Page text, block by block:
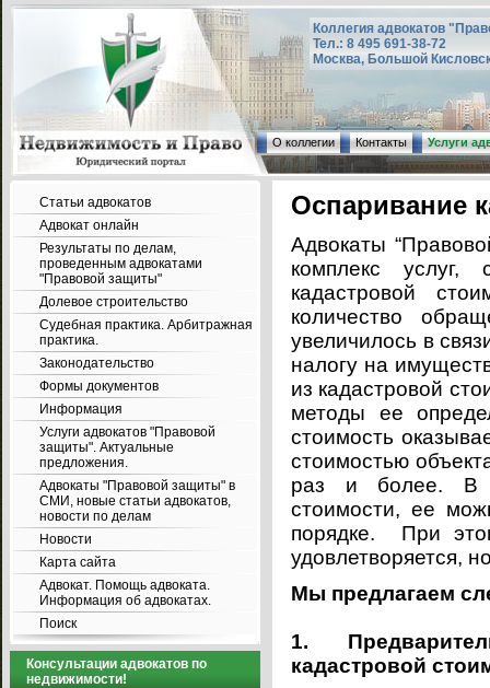
Коллегия адвокатов
Тел.: 8 495 691-38-72
Москва, Большой
О коллегии Контакты Услуги
Статьи адвокатов
Адвокат онлайн
Результаты по делам,
проведенным адвокатами
"Правовой защиты"
Долевое строительство
Судебная практика. Арбитражная
практика.
Законодательство
Формы документов
Информация
Услуги адвокатов "Правовой
защиты". Актуальные
предложения.
Адвокаты "Правовой защиты" в
СМИ, новые статьи адвокатов,
новости по делам
Новости
Карта сайта
Адвокат. Помощь адвоката.
Информация об адвокатах.
Поиск
Консультации адвокатов по
недвижимости!
Оспаривание
Адвокаты
комплекс услуг,
кадастровой
количество
увеличилось в
налогу на
из кадастровой
методы ее
стоимость
стоимостью
раз и более. В
стоимости, ее
порядке. При
удовлетворяется,
Мы предлагаем
1.
кадастровой